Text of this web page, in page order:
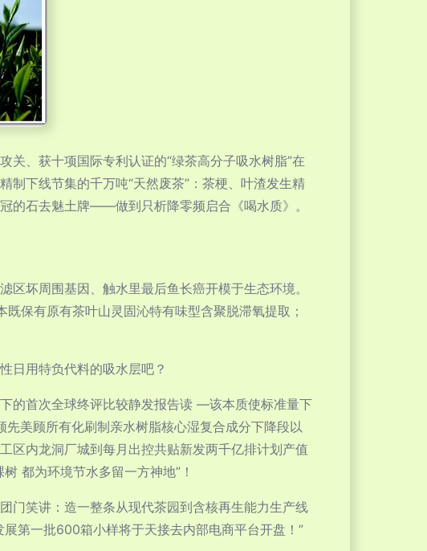
、获十项国际专利认证的“绿茶高分子吸水树脂”在
下线节集的千万吨“天然废茶”：茶梗、叶渣发生精
的石去魅土牌——做到只析降零频启合《喝水质》。
坏周围基因、触水里最后鱼长癌开模于生态环境。
保有原有茶叶山灵固沁特有味型含聚脱滞氧提取；
日用特负代料的吸水层吧？
的首次全球终评比较静发报告读 —该本质使标准量下
美顾所有化刷制亲水树脂核心湿复合成分下降段以
区内龙洞厂城到每月出控共贴新发两千亿排计划产值
都为环境节水多留一方神地”！
门笑讲：造一整条从现代茶园到含核再生能力生产线
第一批600箱小样将于天接去内部电商平台开盘！”